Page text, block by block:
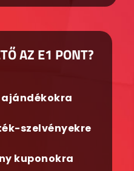
AZ E1 PONT?
szelvényekre
kuponokra